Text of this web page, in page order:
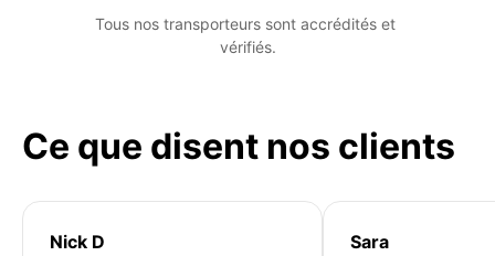
Tous nos transporteurs sont accrédités et
vérifiés.
Ce que disent nos clients
Nick D Sara